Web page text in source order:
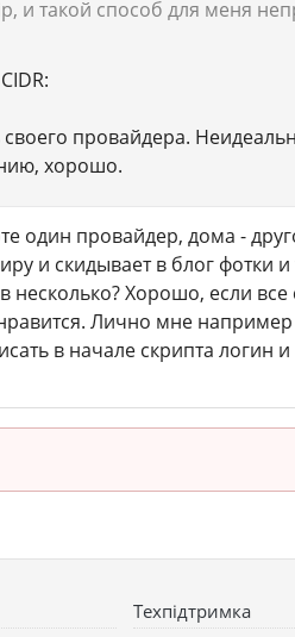
и такой способ для меня
провайдера.
хорошо.
один провайдер, дома -
и скидывает в блог
Хорошо, если
Лично мне
в начале скрипта логин
Техпідтримка